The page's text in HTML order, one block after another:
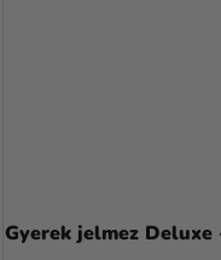
N
Gyerek jelmez Deluxe